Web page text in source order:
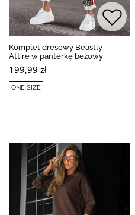
Komplet dresowy Beastly
Attire w panterkę beżowy
199,99 zł
ONE SIZE